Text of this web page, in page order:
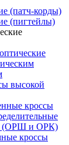
(патч-корды)
(пигтейлы)
высокой
кроссы
(ОРШ и ОРК)
кроссы